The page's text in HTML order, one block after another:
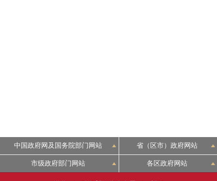
中国政府网及国务院部门网站 省（区市）政府网站
市级政府部门网站 各区政府网站